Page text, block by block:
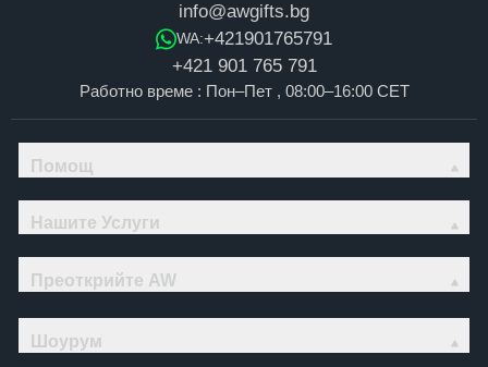
info@awgifts.bg
WA:+421901765791
+421 901 765 791
Работно време : Пон–Пет , 08:00–16:00 CET
Помощ
Нашите Услуги
Преоткрийте AW
Шоурум